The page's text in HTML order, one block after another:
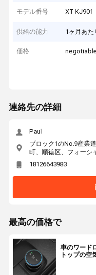
モデル番号 XT-KJ901
供給の能力 1ヶ月あた
価格 negotiable
連絡先の詳細
Paul
ブロック1のNo.9産業
町、順徳区、フォーシ
18126643983
最高の価格で
車のワード
トップの空